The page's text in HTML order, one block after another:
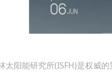
太阳能研究所(ISFH)是权威